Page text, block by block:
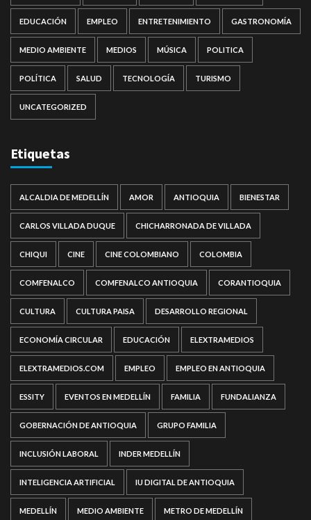
EDUCACIÓN EMPLEO ENTRETENIMIENTO GASTRONOMÍA
MEDIO AMBIENTE MEDIOS MÚSICA POLITICA
POLÍTICA SALUD TECNOLOGÍA TURISMO
UNCATEGORIZED
Etiquetas
ALCALDIA DE MEDELLÍN AMOR ANTIOQUIA BIENESTAR
CARLOS VILLADA DUQUE CHICHARRONADA DE VILLADA
CHIQUI CINE CINE COLOMBIANO COLOMBIA
COMFENALCO COMFENALCO ANTIOQUIA CORANTIOQUIA
CULTURA CULTURA PAISA DESARROLLO REGIONAL
ECONOMÍA CIRCULAR EDUCACIÓN ELEXTRAMEDIOS
ELEXTRAMEDIOS.COM EMPLEO EMPLEO EN ANTIOQUIA
ESSITY EVENTOS EN MEDELLÍN FAMILIA FUNDALIANZA
GOBERNACIÓN DE ANTIOQUIA GRUPO FAMILIA
INCLUSIÓN LABORAL INDER MEDELLÍN
INTELIGENCIA ARTIFICIAL IU DIGITAL DE ANTIOQUIA
MEDELLÍN MEDIO AMBIENTE METRO DE MEDELLÍN